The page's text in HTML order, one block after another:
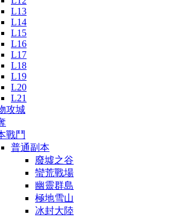
L13
L14
L15
L16
L17
L18
L19
L20
L21
攻城
戰鬥
普通副本
廢墟之谷
蠻荒戰場
幽靈群島
極地雪山
冰封大陸